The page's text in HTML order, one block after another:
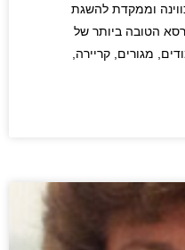
וממקדת להשגת
הטובה ביותר של
מגורים, קריירה,